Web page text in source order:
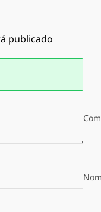
publicado